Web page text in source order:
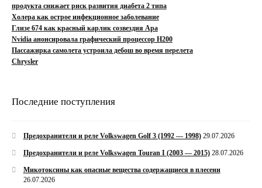
продукта снижает риск развития диабета 2 типа
Холера как острое инфекционное заболевание
Глизе 674 как красный карлик созвездия Ара
Nvidia анонсировала графический процессор H200
Пассажирка самолета устроила дебош во время перелета
Chrysler
Последние поступления
Предохранители и реле Volkswagen Golf 3 (1992 — 1998) 29.07.2026
Предохранители и реле Volkswagen Touran I (2003 — 2015) 28.07.2026
Микотоксины как опасные вещества содержащиеся в плесени
26.07.2026